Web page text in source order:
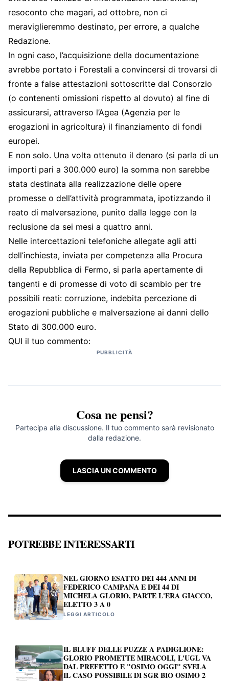
resoconto che magari, ad ottobre, non ci
meraviglieremmo destinato, per errore, a qualche
Redazione.
In ogni caso, l’acquisizione della documentazione
avrebbe portato i Forestali a convincersi di trovarsi di
fronte a false attestazioni sottoscritte dal Consorzio
(o contenenti omissioni rispetto al dovuto) al fine di
assicurarsi, attraverso l’Agea (Agenzia per le
erogazioni in agricoltura) il finanziamento di fondi
europei.
E non solo. Una volta ottenuto il denaro (si parla di un
importi pari a 300.000 euro) la somma non sarebbe
stata destinata alla realizzazione delle opere
promesse o dell’attività programmata, ipotizzando il
reato di malversazione, punito dalla legge con la
reclusione da sei mesi a quattro anni.
Nelle intercettazioni telefoniche allegate agli atti
dell’inchiesta, inviata per competenza alla Procura
della Repubblica di Fermo, si parla apertamente di
tangenti e di promesse di voto di scambio per tre
possibili reati: corruzione, indebita percezione di
erogazioni pubbliche e malversazione ai danni dello
Stato di 300.000 euro.
QUI il tuo commento:
PUBBLICITÀ
Cosa ne pensi?
Partecipa alla discussione. Il tuo commento sarà revisionato
dalla redazione.
LASCIA UN COMMENTO
POTREBBE INTERESSARTI
NEL GIORNO ESATTO DEI 444 ANNI DI
FEDERICO CAMPANA E DEI 44 DI
MICHELA GLORIO, PARTE L'ERA GIACCO,
ELETTO 3 A 0
LEGGI ARTICOLO
IL BLUFF DELLE PUZZE A PADIGLIONE:
GLORIO PROMETTE MIRACOLI, L'UGL VA
DAL PREFETTO E "OSIMO OGGI" SVELA
IL CASO POSSIBILE DI SGR BIO OSIMO 2